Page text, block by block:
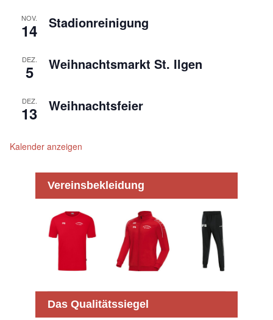
NOV.
14 Stadionreinigung
DEZ.
5 Weihnachtsmarkt St. Ilgen
DEZ.
13 Weihnachtsfeier
Kalender anzeigen
Vereinsbekleidung
Das Qualitätssiegel